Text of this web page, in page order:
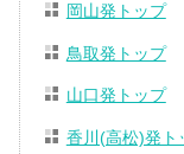
岡山発トップ
鳥取発トップ
山口発トップ
香川(高松)発ト